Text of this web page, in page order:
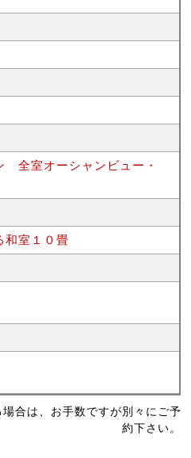
全室オーシャンビュー・
和室１０畳
合は、お手数ですが別々にご予
約下さい。